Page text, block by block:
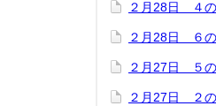
２月28日 ４
２月28日 ６
２月27日 ５
２月27日 ２